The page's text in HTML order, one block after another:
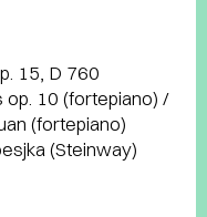
15, D 760
op. 10 (fortepiano) /
(fortepiano)
(Steinway)